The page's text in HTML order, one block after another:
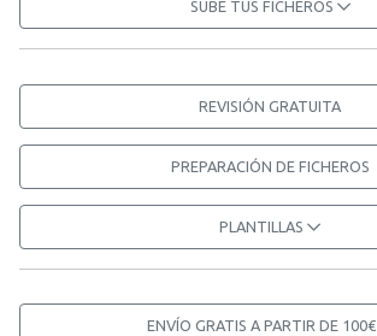
SUBE TUS FICHEROS
REVISIÓN GRATUITA
PREPARACIÓN DE FICHEROS
PLANTILLAS
ENVÍO GRATIS A PARTIR DE 100€